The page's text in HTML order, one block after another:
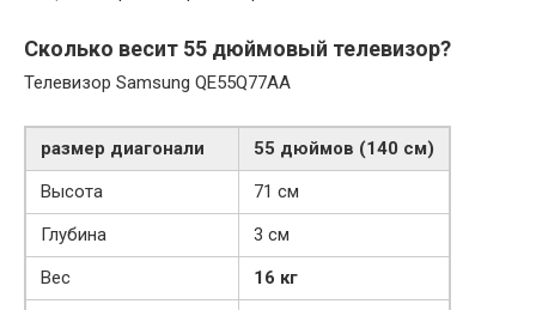
Сколько весит 55 дюймовый телевизор?
Телевизор Samsung QE55Q77AA
размер диагонали
55 дюймов (140 см)
Высота
71 см
Глубина
3 см
Вес
16 кг